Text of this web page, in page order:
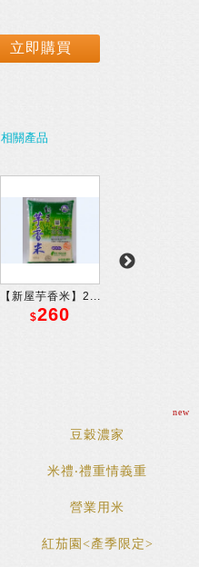
立即購買
相關產品
【新屋芋香米】2...
$260
new
豆穀濃家
米禮‧禮重情義重
營業用米
紅茄園<產季限定>